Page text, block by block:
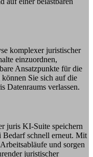
komplexer juristischer
einzuordnen,
Ansatzpunkte für die
Sie sich auf die
Datenraums verlassen.
juris KI-Suite speichern
Bedarf schnell erneut. Mit
und sorgen
juristischer